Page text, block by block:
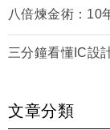
八倍煉金術：10
三分鐘看懂IC設
文章分類